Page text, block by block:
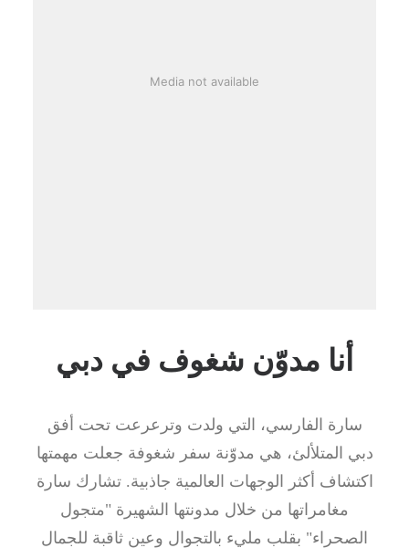
Media not available
أنا مدوّن شغوف في دبي
سارة الفارسي، التي ولدت وترعرعت تحت أفق
دبي المتلألئ، هي مدوّنة سفر شغوفة جعلت مهمتها
اكتشاف أكثر الوجهات العالمية جاذبية. تشارك سارة
مغامراتها من خلال مدونتها الشهيرة "متجول
الصحراء" بقلب مليء بالتجوال وعين ثاقبة للجمال